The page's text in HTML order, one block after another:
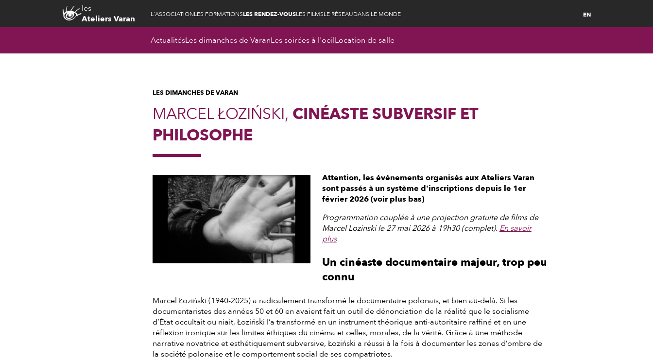
les
Ateliers Varan
L'ASSOCIATIONLES FORMATIONSLES RENDEZ-VOUSLES FILMSLE RÉSEAUDANS LE MONDE EN
ActualitésLes dimanches de VaranLes soirées à l'oeilLocation de salle
LES DIMANCHES DE VARAN
MARCEL ŁOZIŃSKI, CINÉASTE SUBVERSIF ET
PHILOSOPHE
Attention, les événements organisés aux Ateliers Varan
sont passés à un système d'inscriptions depuis le 1er
février 2026 (voir plus bas)
Programmation couplée à une projection gratuite de films de
Marcel Lozinski le 27 mai 2026 à 19h30 (complet). En savoir
plus
Un cinéaste documentaire majeur, trop peu
connu
Marcel Łoziński (1940-2025) a radicalement transformé le documentaire polonais, et bien au-delà. Si les
documentaristes des années 50 et 60 en avaient fait un outil de dénonciation de la réalité que le socialisme
d’État occultait ou niait, Łoziński l’a transformé en un instrument théorique anti-autoritaire raffiné et en une
réflexion ironique sur les limites éthiques du cinéma et celles, morales, de la vérité. Grâce à une méthode
narrative novatrice et esthétiquement subversive, Łoziński a réussi à la fois à documenter les zones d’ombre de
la société polonaise et le comportement social de ses compatriotes.